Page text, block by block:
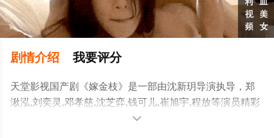
剧情介绍 我要评分
天堂影视国产剧《嫁金枝》是一部由沈新玥导演执导，郑
湫泓,刘奕灵,邓孝慈,沈芝弈,钱可儿,崔旭宇,程放等演员精彩
演绎的中国大陆电视剧，大结局剧情已揭晓（第24集已完
